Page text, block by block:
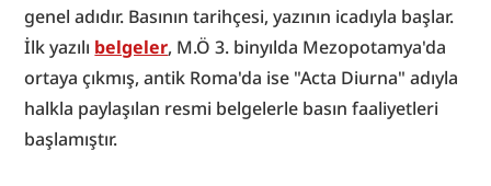
genel adıdır. Basının tarihçesi, yazının icadıyla başlar.
İlk yazılı belgeler, M.Ö 3. binyılda Mezopotamya'da
ortaya çıkmış, antik Roma'da ise "Acta Diurna" adıyla
halkla paylaşılan resmi belgelerle basın faaliyetleri
başlamıştır.